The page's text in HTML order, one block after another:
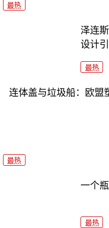
最热
泽连
设计
最热
连体盖与垃圾船：欧盟
最热
一个
最热